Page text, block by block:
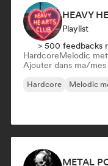
Playlist
> 500 feedbacks
HardcoreMelodic
Ajouter dans ma/mes
Hardcore Melodic